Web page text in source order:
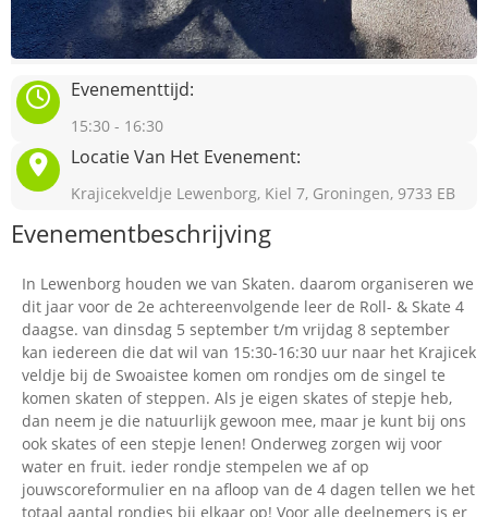
Evenementtijd:
15:30 - 16:30
Locatie Van Het Evenement:
Krajicekveldje Lewenborg, Kiel 7, Groningen, 9733 EB
Evenementbeschrijving
In Lewenborg houden we van Skaten. daarom organiseren we
dit jaar voor de 2e achtereenvolgende leer de Roll- & Skate 4
daagse. van dinsdag 5 september t/m vrijdag 8 september
kan iedereen die dat wil van 15:30-16:30 uur naar het Krajicek
veldje bij de Swoaistee komen om rondjes om de singel te
komen skaten of steppen. Als je eigen skates of stepje heb,
dan neem je die natuurlijk gewoon mee, maar je kunt bij ons
ook skates of een stepje lenen! Onderweg zorgen wij voor
water en fruit. ieder rondje stempelen we af op
jouwscoreformulier en na afloop van de 4 dagen tellen we het
totaal aantal rondjes bij elkaar op! Voor alle deelnemers is er